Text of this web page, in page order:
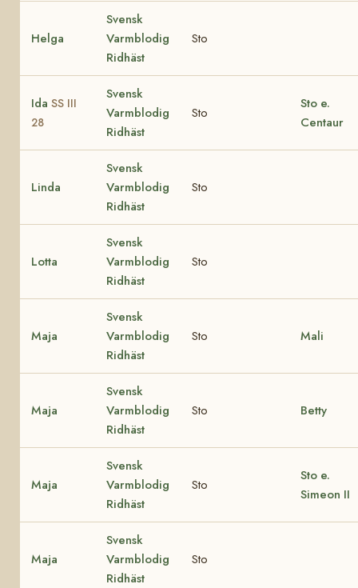
Helga
Svensk
Varmblodig
Ridhäst
Sto
Ida SS III
28
Svensk
Varmblodig
Ridhäst
Sto
Sto e.
Centaur
Linda
Svensk
Varmblodig
Ridhäst
Sto
Lotta
Svensk
Varmblodig
Ridhäst
Sto
Maja
Svensk
Varmblodig
Ridhäst
Sto Mali
Maja
Svensk
Varmblodig
Ridhäst
Sto Betty
Maja
Svensk
Varmblodig
Ridhäst
Sto
Sto e.
Simeon II
Maja
Svensk
Varmblodig
Ridhäst
Sto